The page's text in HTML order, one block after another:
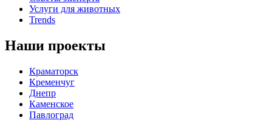
Услуги для животных
Trends
Наши проекты
Краматорск
Кременчуг
Днепр
Каменское
Павлоград